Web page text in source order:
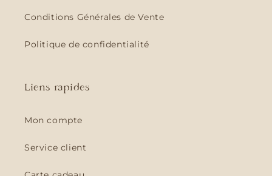
Conditions Générales de Vente
Politique de confidentialité
Liens rapides
Mon compte
Service client